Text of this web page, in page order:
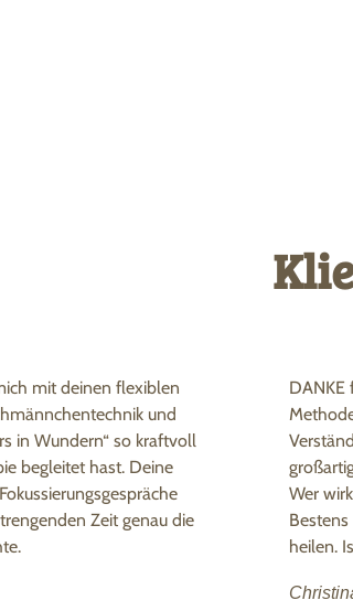
mit deinen flexiblen
und
in Wundern“ so kraftvoll
begleitet hast. Deine
Zeit genau die
DANKE
Wer
heilen.